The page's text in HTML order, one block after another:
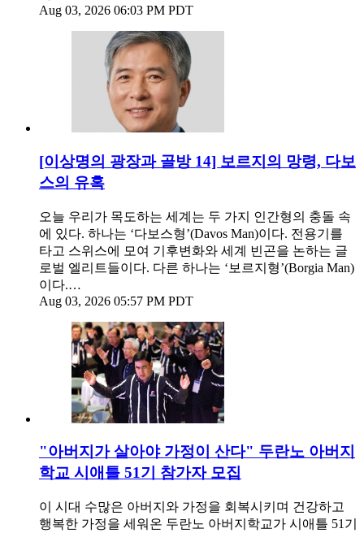
Aug 03, 2026 06:03 PM PDT
[이상명의 광장과 골방 14] 보르지의 망령, 다보
스의 유혹
오늘 우리가 목도하는 세계는 두 가지 인간형의 충돌 속
에 있다. 하나는 ‘다보스형’(Davos Man)이다. 전용기를
타고 스위스에 모여 기후변화와 세계 빈곤을 논하는 글
로벌 엘리트들이다. 다른 하나는 ‘보르지형’(Borgia Man)
이다.…
Aug 03, 2026 05:57 PM PDT
"아버지가 살아야 가정이 산다" 두란노 아버지
학교 시애틀 51기 참가자 모집
이 시대 수많은 아버지와 가정을 회복시키며 건강하고
행복한 가정을 세워온 두란노 아버지학교가 시애틀 51기